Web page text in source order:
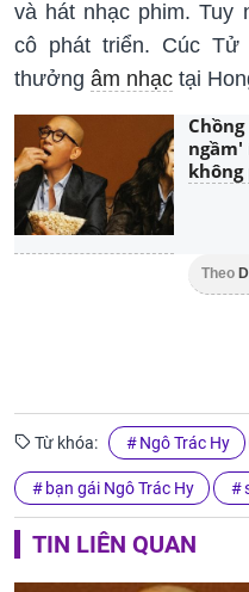
và hát nhạc phim. Tuy
cô phát triển. Cúc Tử
thưởng âm nhạc tại
không
Theo
Từ khóa: Ngô Trác Hy
bạn gái Ngô Trác Hy
TIN LIÊN QUAN